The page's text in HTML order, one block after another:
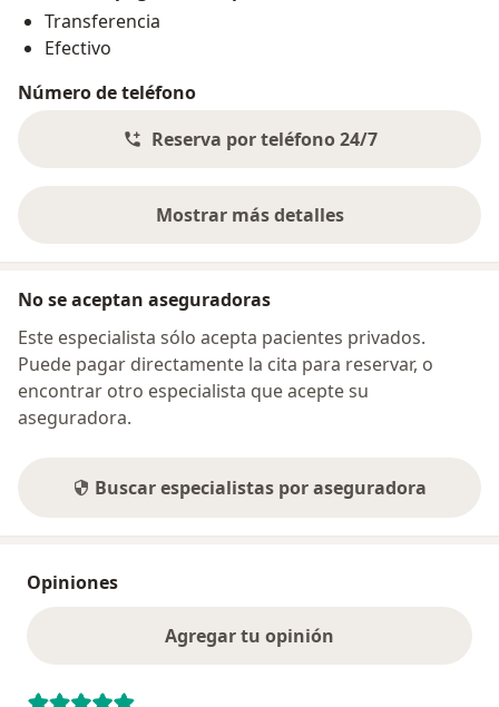
Transferencia
Efectivo
Número de teléfono
Reserva por teléfono 24/7
Mostrar más detalles
sobre la dirección
No se aceptan aseguradoras
Este especialista sólo acepta pacientes privados.
Puede pagar directamente la cita para reservar, o
encontrar otro especialista que acepte su
aseguradora.
Buscar especialistas por aseguradora
Opiniones
Agregar tu opinión